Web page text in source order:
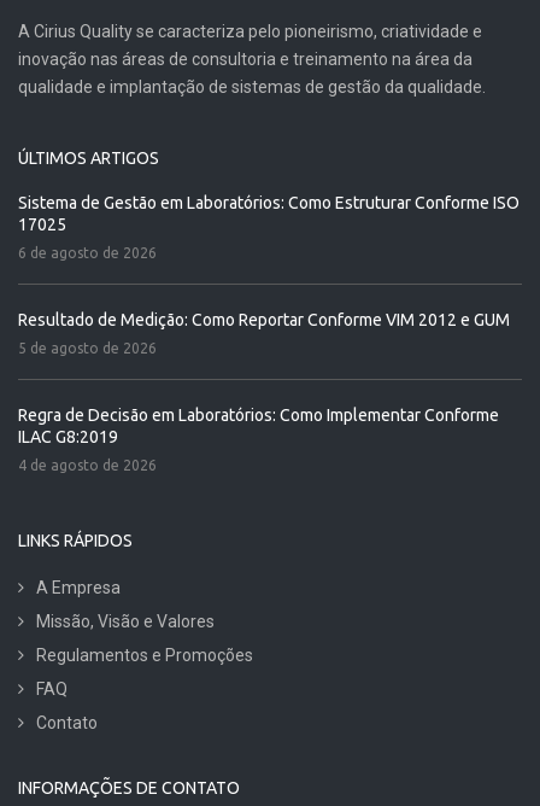
A Cirius Quality se caracteriza pelo pioneirismo, criatividade e
inovação nas áreas de consultoria e treinamento na área da
qualidade e implantação de sistemas de gestão da qualidade.
ÚLTIMOS ARTIGOS
Sistema de Gestão em Laboratórios: Como Estruturar Conforme ISO
17025
6 de agosto de 2026
Resultado de Medição: Como Reportar Conforme VIM 2012 e GUM
5 de agosto de 2026
Regra de Decisão em Laboratórios: Como Implementar Conforme
ILAC G8:2019
4 de agosto de 2026
LINKS RÁPIDOS
A Empresa
Missão, Visão e Valores
Regulamentos e Promoções
FAQ
Contato
INFORMAÇÕES DE CONTATO